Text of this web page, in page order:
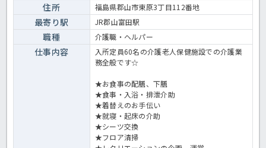
住所 福島県郡山市東原3丁目112番地
最寄り駅 JR郡山富田駅
職種 介護職・ヘルパー
仕事内容
入所定員60名の介護老人保健施設での介護業
務全般です☆
★お食事の配膳、下膳
★食事・入浴・排泄介助
★着替えのお手伝い
★就寝・起床の介助
★シーツ交換
★フロア清掃